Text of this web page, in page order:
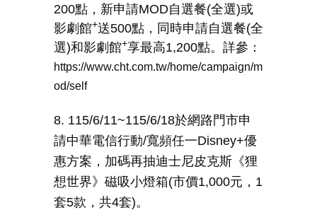
200點，新申請MOD自選餐(全選)或
影劇館+送500點，同時申請自選餐(全
選)和影劇館+享最高1,200點。詳參：
https://www.cht.com.tw/home/campaign/m
od/self
8. 115/6/11~115/6/18於網路門市申
請中華電信行動/寬頻任一Disney+優
惠方案，加碼再抽迪士尼皮克斯《狸
想世界》磁吸小燈箱(市價1,000元， 1
套5款，共4套)。